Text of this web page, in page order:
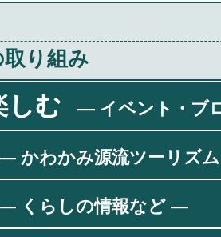
り組み
しむ ― イベント・ブ
かわかみ源流ツーリズ
くらしの情報など ―